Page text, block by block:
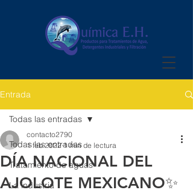
Entrada
Todas las entradas
Tratamiento de aguas
La industria
Todas las entradas
DÍA NACIONAL DEL
AJOLOTE MEXICANO✨
contacto2790
1 feb 2022 1 min de lectura